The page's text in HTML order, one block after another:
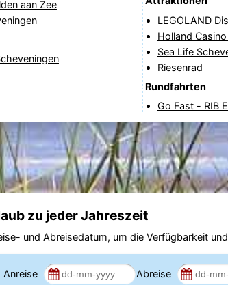
aan Zee
LEGOLAND
Holland
Sea Life
Riesenrad
Rundfahrten
Go Fast - RIB
zu jeder Jahreszeit
und Abreisedatum, um die Verfügbarkeit
Anreise Abreise